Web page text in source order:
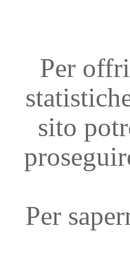
Per
sito
Per